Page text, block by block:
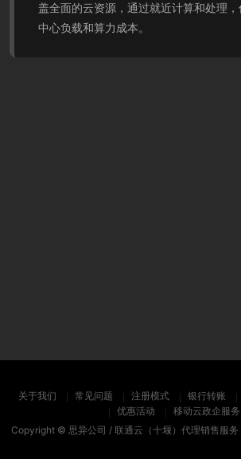
盖全面的云资源，通过就近计算和处理，
中心负载和算力成本。
关于我们 常见问题 注册模式 银行转账
优惠活动
移动云政企服务
Copyright © 思异公司 / 联通云（十堰）代理销售服务